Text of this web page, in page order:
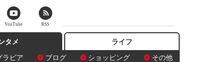
タメ
ラビア
ブログ ショッピング その他
ライフ
YouTube RSS